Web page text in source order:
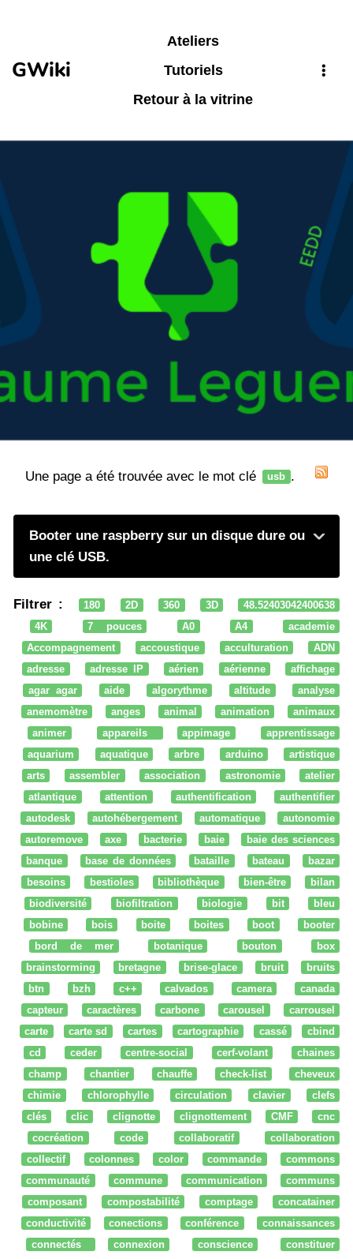
GWiki
Ateliers
Tutoriels
Retour à la vitrine
Une page a été trouvée avec le mot clé usb .
Booter une raspberry sur un disque dure ou
une clé USB.
Filtrer : 180 2D 360 3D
48.52403042400638
4K
7 pouces A0 A4
academie
Accompagnement
accoustique acculturation
ADN
adresse
adresse IP aérien aérienne
affichage
agar agar
aide algorythme altitude
analyse
anemomètre
anges animal animation
animaux
animer
appareils appimage
apprentissage
aquarium
aquatique arbre arduino
artistique
arts
assembler association astronomie
atelier
atlantique
attention authentification
authentifier
autodesk
autohébergement automatique
autonomie
autoremove
axe bacterie baie
baie des sciences
banque
base de données bataille bateau
bazar
besoins
bestioles bibliothèque bien-être
bilan
biodiversité
biofiltration biologie bit
bleu
bobine
bois boite boites boot
booter
bord de mer
botanique bouton
box
brainstorming
bretagne brise-glace bruit
bruits
btn
bzh c++ calvados camera
canada
capteur
caractères carbone carousel
carrousel
carte
carte sd cartes cartographie cassé
cbind
cd
ceder centre-social cerf-volant
chaines
champ
chantier chauffe check-list
cheveux
chimie
chlorophylle circulation clavier
clefs
clés
clic clignotte clignottement CMF
cnc
cocréation
code collaboratif
collaboration
collectif
colonnes color commande
commons
communauté
commune communication
communs
composant
compostabilité comptage
concatainer
conductivité
conections conférence
connaissances
connectés
connexion conscience
constituer